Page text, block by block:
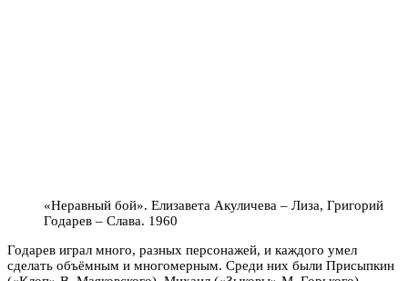
«Неравный бой». Елизавета Акуличева – Лиза, Григорий
Годарев – Слава. 1960
Годарев играл много, разных персонажей, и каждого умел
сделать объёмным и многомерным. Среди них были Присыпкин